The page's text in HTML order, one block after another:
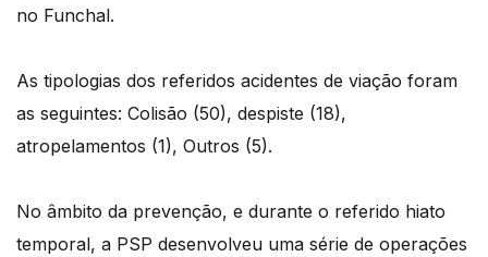
no Funchal.
As tipologias dos referidos acidentes de viação foram
as seguintes: Colisão (50), despiste (18),
atropelamentos (1), Outros (5).
No âmbito da prevenção, e durante o referido hiato
temporal, a PSP desenvolveu uma série de operações